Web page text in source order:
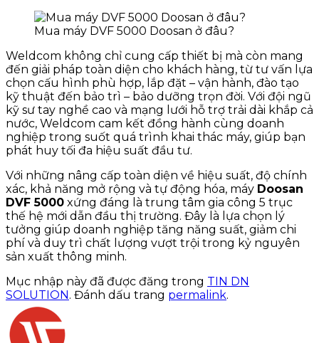
Mua máy DVF 5000 Doosan ở đâu?
Weldcom không chỉ cung cấp thiết bị mà còn mang
đến giải pháp toàn diện cho khách hàng, từ tư vấn lựa
chọn cấu hình phù hợp, lắp đặt – vận hành, đào tạo
kỹ thuật đến bảo trì – bảo dưỡng trọn đời. Với đội ngũ
kỹ sư tay nghề cao và mạng lưới hỗ trợ trải dài khắp cả
nước, Weldcom cam kết đồng hành cùng doanh
nghiệp trong suốt quá trình khai thác máy, giúp bạn
phát huy tối đa hiệu suất đầu tư.
Với những nâng cấp toàn diện về hiệu suất, độ chính
xác, khả năng mở rộng và tự động hóa, máy Doosan
DVF 5000 xứng đáng là trung tâm gia công 5 trục
thế hệ mới dẫn đầu thị trường. Đây là lựa chọn lý
tưởng giúp doanh nghiệp tăng năng suất, giảm chi
phí và duy trì chất lượng vượt trội trong kỷ nguyên
sản xuất thông minh.
Mục nhập này đã được đăng trong TIN DN
SOLUTION. Đánh dấu trang permalink.